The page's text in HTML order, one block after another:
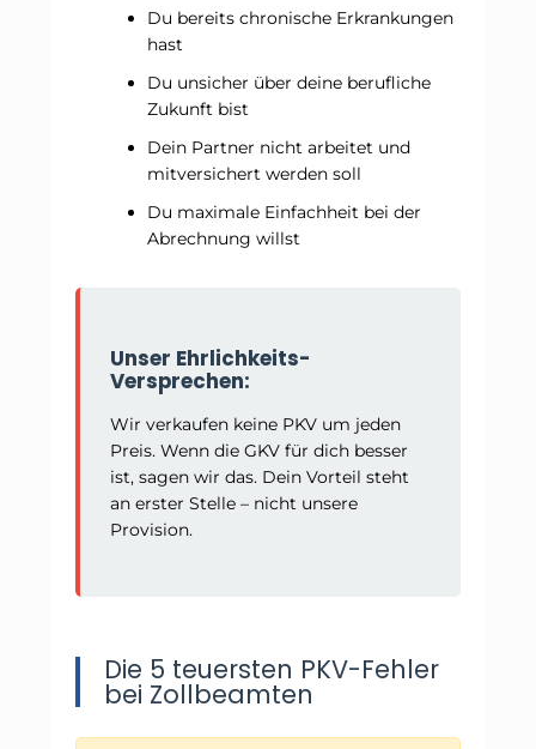
Du bereits chronische Erkrankungen
hast
Du unsicher über deine berufliche
Zukunft bist
Dein Partner nicht arbeitet und
mitversichert werden soll
Du maximale Einfachheit bei der
Abrechnung willst
Unser Ehrlichkeits-
Versprechen:
Wir verkaufen keine PKV um jeden
Preis. Wenn die GKV für dich besser
ist, sagen wir das. Dein Vorteil steht
an erster Stelle – nicht unsere
Provision.
Die 5 teuersten PKV-Fehler
bei Zollbeamten